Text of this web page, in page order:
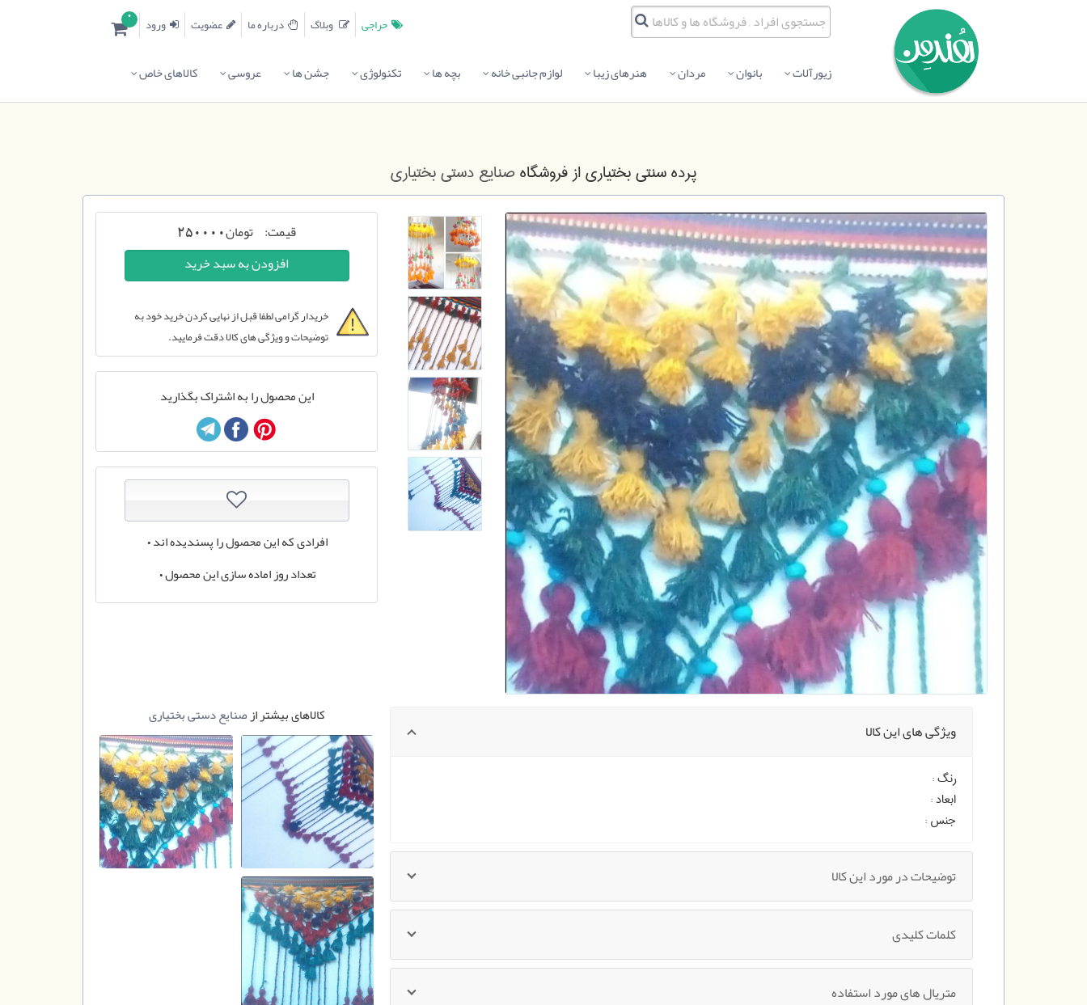
0 ورود عضویت درباره ما حراجی
زیورآلات بانوان مردان هنرهای زیبا لوازم جانبی خانه بچه ها تکنولوژی جشن ها عروسی کالاهای خاص
پرده سنتی بختیاریاز فروشگاهصنایع دستی بختیاری
قیمت: تومان250000
خریدار گرامی لطفا قبل از نهایی کردن خرید خود به
توضیحات و ویژگی های کالا دقت فرمایید.
این محصول را به اشتراک بگذارید
0 افرادی که این محصول را پسندیده اند
تعداد روز اماده سازی این محصول0
ویژگی های این کالا
رنگ :
ابعاد :
جنس :
توضیحات در مورد این کالا
کلمات کلیدی
متریال های مورد استفاده
کالاهای بیشتر ازصنایع دستی بختیاری